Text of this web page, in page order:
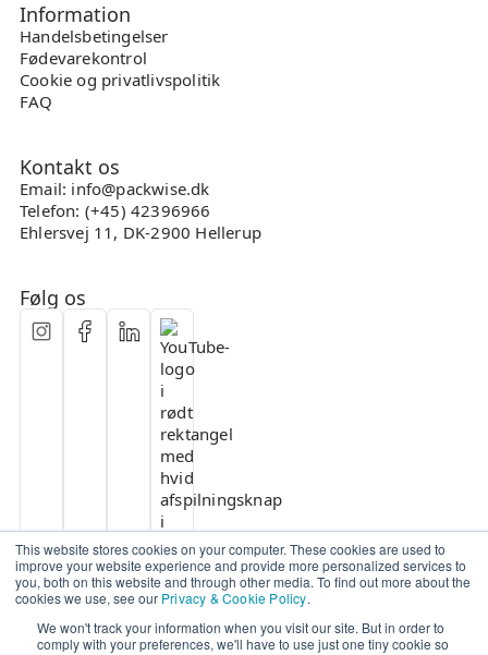
This website stores cookies on your computer. These cookies are used to
improve your website experience and provide more personalized services to
you, both on this website and through other media. To find out more about the
cookies we use, see our Privacy & Cookie Policy.
We won't track your information when you visit our site. But in order to
comply with your preferences, we'll have to use just one tiny cookie so
Information
Handelsbetingelser
Fødevarekontrol
Cookie og privatlivspolitik
FAQ
Kontakt os
Email: info@packwise.dk
Telefon: (+45) 42396966
Ehlersvej 11, DK-2900 Hellerup
Følg os